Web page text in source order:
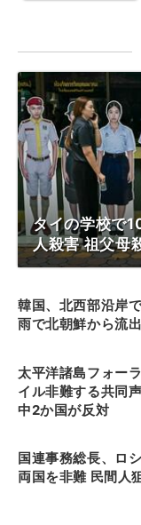
タイの学校で
人殺害 祖父母
韓国、北西部沿岸
雨で北朝鮮から流
太平洋諸島フォー
イル非難する共同
中2か国が反対
国連事務総長、ロ
両国を非難 民間人